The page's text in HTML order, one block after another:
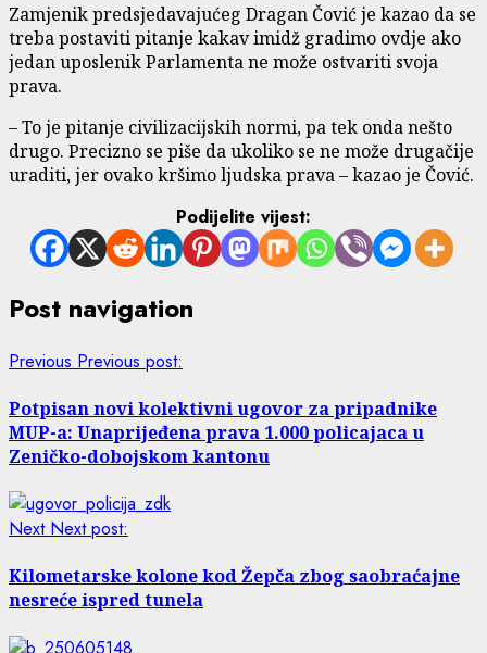
Zamjenik predsjedavajućeg Dragan Čović je kazao da se
treba postaviti pitanje kakav imidž gradimo ovdje ako
jedan uposlenik Parlamenta ne može ostvariti svoja
prava.
– To je pitanje civilizacijskih normi, pa tek onda nešto
drugo. Precizno se piše da ukoliko se ne može drugačije
uraditi, jer ovako kršimo ljudska prava – kazao je Čović.
Podijelite vijest:
Post navigation
Previous Previous post:
Potpisan novi kolektivni ugovor za pripadnike
MUP-a: Unaprijeđena prava 1.000 policajaca u
Zeničko-dobojskom kantonu
Next Next post:
Kilometarske kolone kod Žepča zbog saobraćajne
nesreće ispred tunela